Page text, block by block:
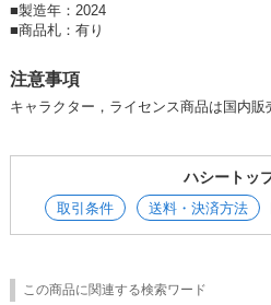
■製造年：2024
■商品札：有り
注意事項
キャラクター，ライセンス商品は国内販
ハシートッ
取引条件 送料・決済方法
この商品に関連する検索ワード